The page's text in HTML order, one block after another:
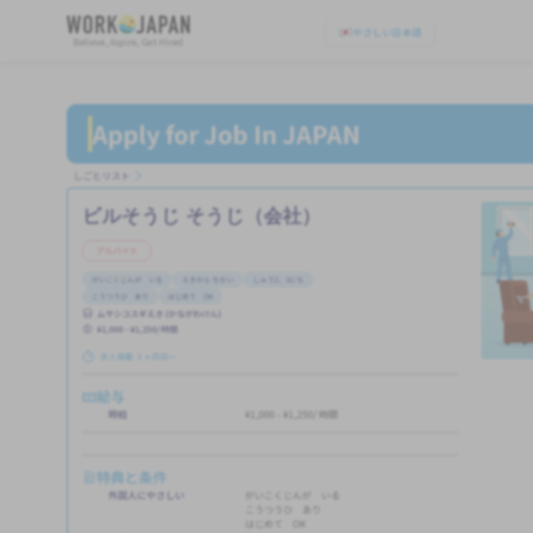
Believe, Aspire, Get Hired
やさしい日本語
Apply for Job In JAPAN
しごとリスト
ビルそうじ そうじ（会社）
しゅう2、3にち
こうつうひ あり
はじめて OK
ムサシコスギえき (かながわけん)
¥1,000 - ¥1,250/ 時間
求人掲載 ３ヶ月前〜
給与
時給 ¥1,000 - ¥1,250/ 時間
特典と条件
外国人にやさしい
こうつうひ あり
はじめて OK